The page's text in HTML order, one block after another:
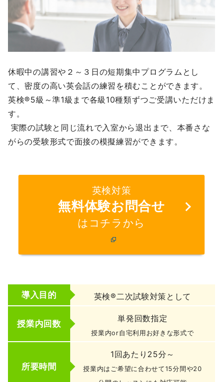
休暇中の講習や２～３日の短期集中プログラムとし
て、密度の高い英会話の練習を積むことができます。
英検®5級～準1級まで各級10種類ずつご受講いただけま
す。
実際の試験と同じ流れで入室から退出まで、本番さな
がらの受験形式で面接の模擬練習ができます。
英検対策
無料体験お問合せ
はコチラから
導入目的 英検®二次試験対策として
授業内回数
単発回数指定
授業内or自宅利用お好きな形式で
所要時間
1回あたり25分～
授業内はご希望に合わせて15分間や20